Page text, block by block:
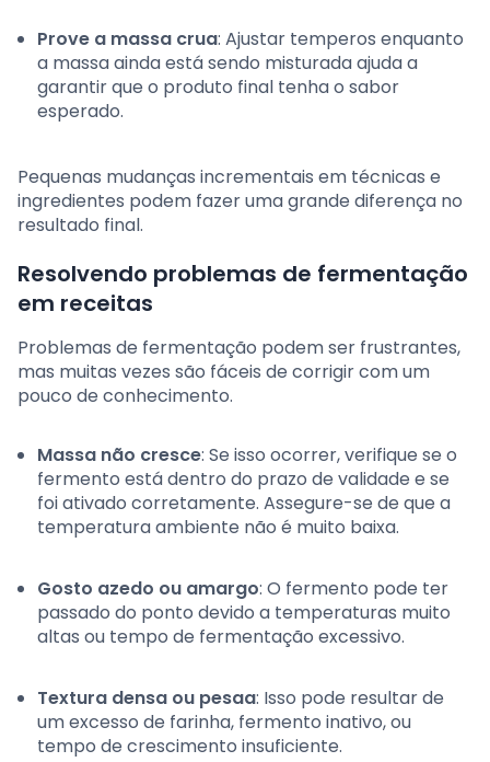
Prove a massa crua: Ajustar temperos enquanto
a massa ainda está sendo misturada ajuda a
garantir que o produto final tenha o sabor
esperado.
Pequenas mudanças incrementais em técnicas e
ingredientes podem fazer uma grande diferença no
resultado final.
Resolvendo problemas de fermentação
em receitas
Problemas de fermentação podem ser frustrantes,
mas muitas vezes são fáceis de corrigir com um
pouco de conhecimento.
Massa não cresce: Se isso ocorrer, verifique se o
fermento está dentro do prazo de validade e se
foi ativado corretamente. Assegure-se de que a
temperatura ambiente não é muito baixa.
Gosto azedo ou amargo: O fermento pode ter
passado do ponto devido a temperaturas muito
altas ou tempo de fermentação excessivo.
Textura densa ou pesaa: Isso pode resultar de
um excesso de farinha, fermento inativo, ou
tempo de crescimento insuficiente.